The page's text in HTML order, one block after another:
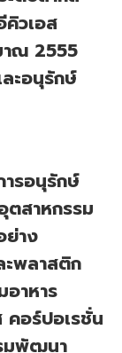
วเอส
าณ 2555
ะอนุรักษ์
รอนุรักษ์
ตสาหกรรม
ย่าง
พลาสติก
าหาร
คอร์ปอเรชั่น
มพัฒนา